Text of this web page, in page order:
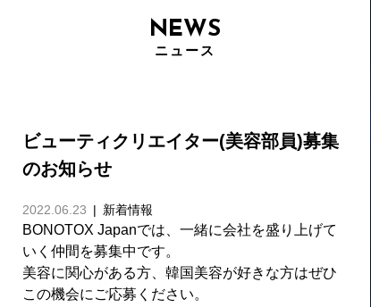
NEWS
ニュース
ビューティクリエイター(美容部員)募集
のお知らせ
2022.06.23 新着情報
BONOTOX Japanでは、一緒に会社を盛り上げて
いく仲間を募集中です。
美容に関心がある方、韓国美容が好きな方はぜひ
この機会にご応募ください。